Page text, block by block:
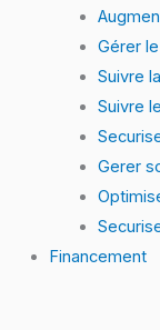
Gérer
Suivre
Suivre
Gerer
Financement